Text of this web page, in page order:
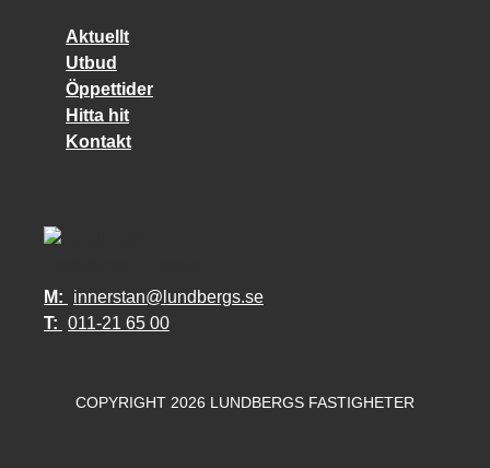
M:
innerstan@lundbergs.se
T: 011-21 65 00
Aktuellt
Utbud
Öppettider
Hitta hit
Kontakt
COPYRIGHT 2026 LUNDBERGS FASTIGHETER